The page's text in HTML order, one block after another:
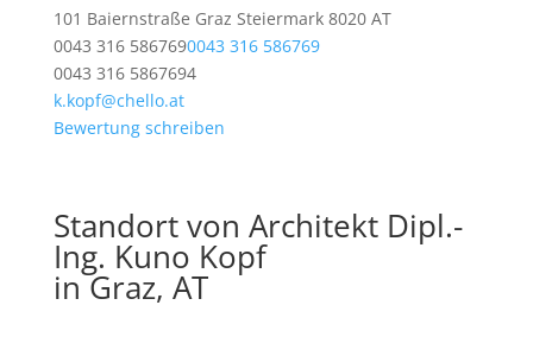
101 Baiernstraße Graz Steiermark 8020 AT
0043 316 5867690043 316 586769
0043 316 5867694
k.kopf@chello.at
Bewertung schreiben
Standort von Architekt Dipl.-
Ing. Kuno Kopf
in Graz, AT